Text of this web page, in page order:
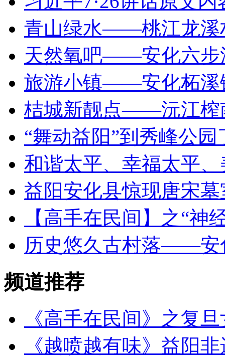
青山绿水——桃江龙溪
天然氧吧——安化六步
旅游小镇——安化柘溪
桔城新靓点——沅江​榨
“舞动益阳”到秀峰公
和谐太平、幸福太平
益阳安化县惊现唐宋
【高手在民间】之“神
历史悠久古村落——安
频道推荐
《高手在民间》之复
《越喷越有味》益阳